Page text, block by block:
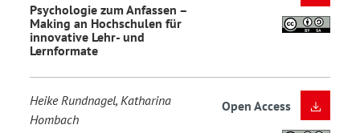
Psychologie zum Anfassen –
Making an Hochschulen für
innovative Lehr- und
Lernformate
Heike Rundnagel, Katharina
Hombach
Open Access